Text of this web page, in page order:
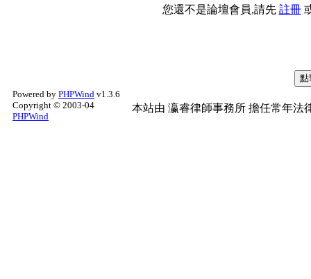
您還不是論壇會員,請先 註冊
Powered by PHPWind v1.3.6
Copyright © 2003-04
PHPWind
本站由 瀛睿律師事務所 擔任常年法